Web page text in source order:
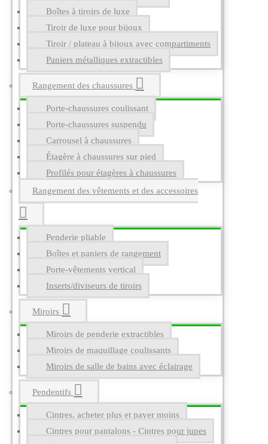
Boîtes à tiroirs de luxe
Tiroir de luxe pour bijoux
Tiroir / plateau à bijoux avec compartiments
Paniers métalliques extractibles
Rangement des chaussures
Porte-chaussures coulissant
Porte-chaussures suspendu
Carrousel à chaussures
Étagère à chaussures sur pied
Profilés pour étagères à chaussures
Rangement des vêtements et des accessoires
Penderie pliable
Boîtes et paniers de rangement
Porte-vêtements vertical
Inserts/diviseurs de tiroirs
Miroirs
Miroirs de penderie extractibles
Miroirs de maquillage coulissants
Miroirs de salle de bains avec éclairage
Pendentifs
Cintres, acheter plus et payer moins
Cintres pour pantalons - Cintres pour jupes